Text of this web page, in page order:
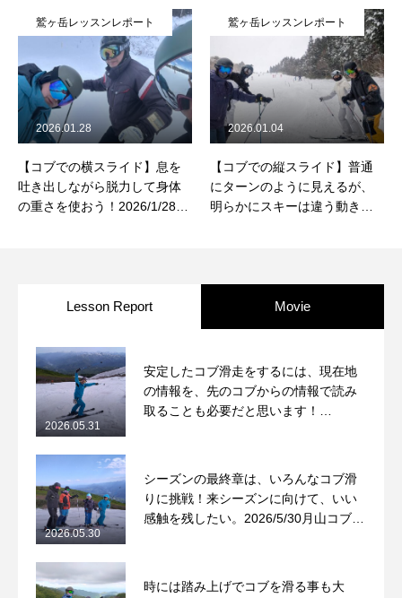
鷲ヶ岳レッスンレポート
【コブでの横スライド】息を
吐き出しながら脱力して身体
の重さを使おう！2026/1/28鷲
2026.01.28
鷲ヶ岳レッスンレポート
【コブでの縦スライド】普通
にターンのように見えるが、
明らかにスキーは違う動き
2026.01.04
Lesson Report Movie
安定したコブ滑走をするには、現在地
の情報を、先のコブからの情報で読み
取ることも必要だと思います！
2026.05.31
シーズンの最終章は、いろんなコブ滑
りに挑戦！来シーズンに向けて、いい
感触を残したい。2026/5/30月山コブレ
2026.05.30
時には踏み上げでコブを滑る事も大